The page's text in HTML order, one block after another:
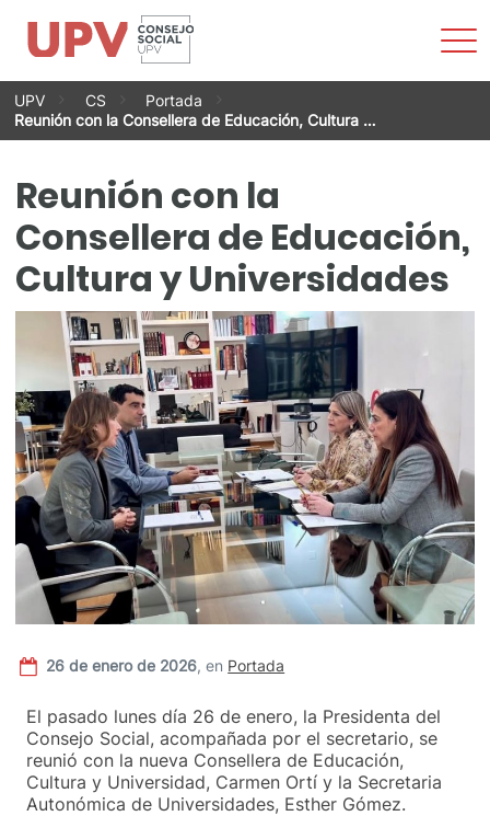
Saltar
contenido
UPV CS
Portada
Reunión con la Consellera de Educación, Cultura …
Reunión con la
Consellera de Educación,
Cultura y Universidades
26 de enero de 2026,en Portada
El pasado lunes día 26 de enero, la Presidenta del
Consejo Social, acompañada por el secretario, se
reunió con la nueva Consellera de Educación,
Cultura y Universidad, Carmen Ortí y la Secretaria
Autonómica de Universidades, Esther Gómez.